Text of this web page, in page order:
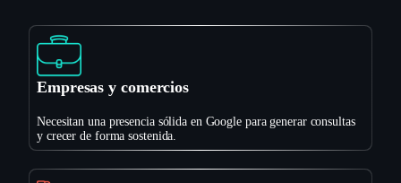
Empresas y comercios
Necesitan una presencia sólida en Google para generar consultas
y crecer de forma sostenida.